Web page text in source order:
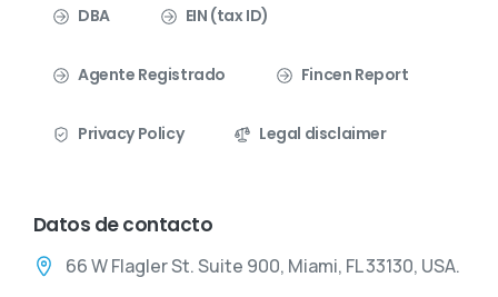
DBA EIN (tax ID)
Agente Registrado Fincen Report
Privacy Policy Legal disclaimer
Datos de contacto
66 W Flagler St. Suite 900, Miami, FL 33130, USA.